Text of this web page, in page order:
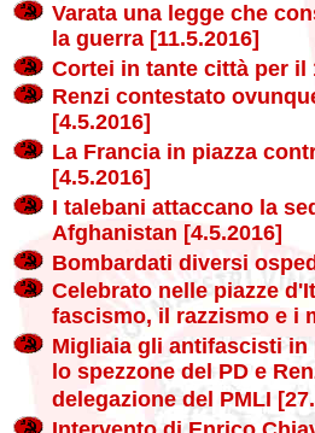
Varata una legge che
la guerra [11.5.2016]
Cortei in tante città per il
Renzi contestato
[4.5.2016]
La Francia in piazza
[4.5.2016]
I talebani attaccano la
Afghanistan [4.5.2016]
Bombardati diversi
Celebrato nelle piazze
fascismo, il razzismo e i
Migliaia gli antifascisti in
lo spezzone del PD e
delegazione del PMLI